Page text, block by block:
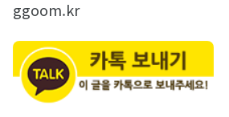
ggoom.kr